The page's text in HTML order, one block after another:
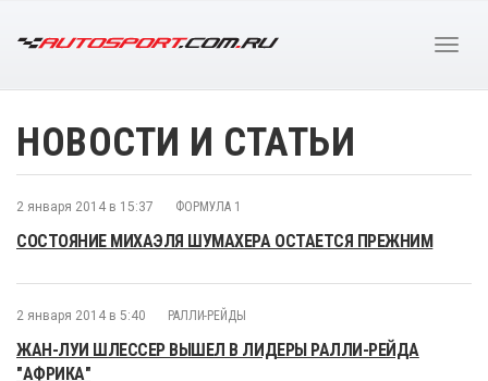
НОВОСТИ И СТАТЬИ
2 января 2014 в 15:37 ФОРМУЛА 1
СОСТОЯНИЕ МИХАЭЛЯ ШУМАХЕРА ОСТАЕТСЯ ПРЕЖНИМ
2 января 2014 в 5:40 РАЛЛИ-РЕЙДЫ
ЖАН-ЛУИ ШЛЕССЕР ВЫШЕЛ В ЛИДЕРЫ РАЛЛИ-РЕЙДА
"АФРИКА"